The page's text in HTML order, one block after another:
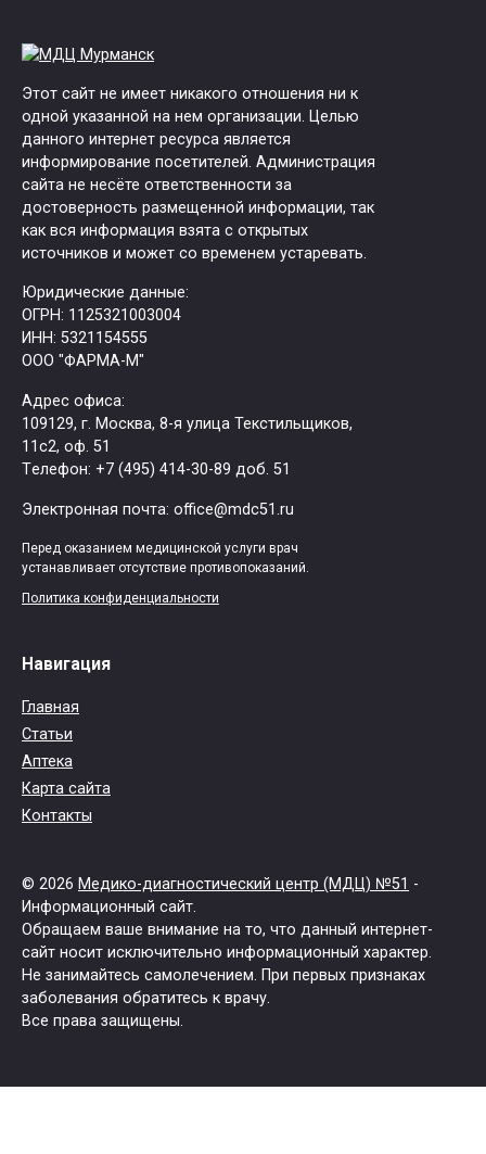
Этот сайт не имеет никакого отношения ни к
одной указанной на нем организации. Целью
данного интернет ресурса является
информирование посетителей. Администрация
сайта не несёте ответственности за
достоверность размещенной информации, так
как вся информация взята с открытых
источников и может со временем устаревать.
Юридические данные:
ОГРН: 1125321003004
ИНН: 5321154555
ООО "ФАРМА-М"
Адрес офиса:
109129, г. Москва, ​8-я улица Текстильщиков,
11с2, оф. 51
Tелефон: +7 (495) 414-30-89 доб. 51
Электронная почта: office@mdc51.ru
Перед оказанием медицинской услуги врач
устанавливает отсутствие противопоказаний.
Политика конфиденциальности
Навигация
Главная
Статьи
Аптека
Карта сайта
Контакты
© 2026 Медико-диагностический центр (МДЦ) №51 -
Информационный сайт.
Обращаем ваше внимание на то, что данный интернет-
сайт носит исключительно информационный характер.
Не занимайтесь самолечением. При первых признаках
заболевания обратитесь к врачу.
Все права защищены.